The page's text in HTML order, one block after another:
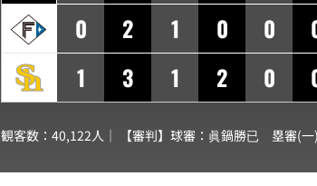
0 2 1 0 0
1
3 1 2 0
観客数：40,122人｜ 【審判】球審： 眞鍋勝已 塁審(一)